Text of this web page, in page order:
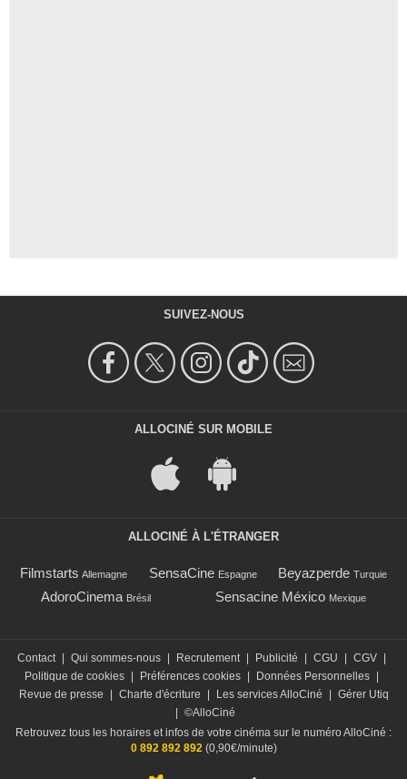
SUIVEZ-NOUS
ALLOCINÉ SUR MOBILE
ALLOCINÉ À L'ÉTRANGER
Filmstarts Allemagne SensaCine Espagne Beyazperde Turquie
AdoroCinema Brésil Sensacine México Mexique
Contact Qui sommes-nous Recrutement Publicité CGU CGV
Politique de cookies
Préférences cookies Données Personnelles
Revue de presse
Charte d'écriture Les services AlloCiné
Gérer Utiq
©AlloCiné
Retrouvez tous les horaires et infos de votre cinéma sur le numéro AlloCiné :
0 892 892 892(0,90€/minute)